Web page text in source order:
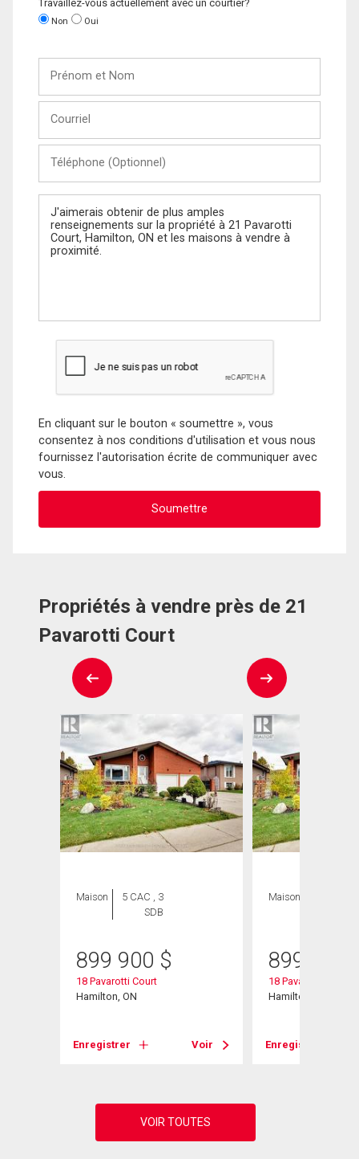
Travaillez-vous actuellement avec un courtier?
Non Oui
Nom
(Optionnel)
Message
En cliquant sur le bouton « soumettre », vous
consentez à nos conditions d'utilisation et vous nous
fournissez l'autorisation écrite de communiquer avec
vous.
Propriétés à vendre près de 21
Pavarotti Court
Maison
5 CAC , 3
SDB
899 900 $
18 Pavarotti Court
Hamilton, ON
Enregistrer Voir
Maison
899 900
18 Pavarotti Court
Hamilton, ON
Enregistrer